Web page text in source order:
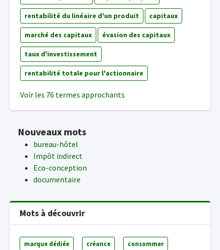
rentabilité du linéaire d'un produit capitaux
marché des capitaux évasion des capitaux
taux d'investissement
rentabilité totale pour l'actionnaire
Voir les 76 termes approchants
Nouveaux mots
bureau-hôtel
Impôt indirect
Eco-conception
documentaire
Mots à découvrir
marque dédiée créance consommer